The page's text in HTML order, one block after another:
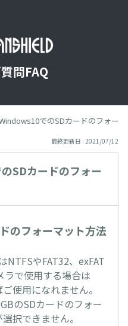
問FAQ
でのSDカードのフォー
最終更新日 : 2021/07/12
カードのフォー
のフォーマット方法
NTFSやFAT32、exFAT
ラで使用する場合は
使用になれません。
のSDカードのフォー
択できません。